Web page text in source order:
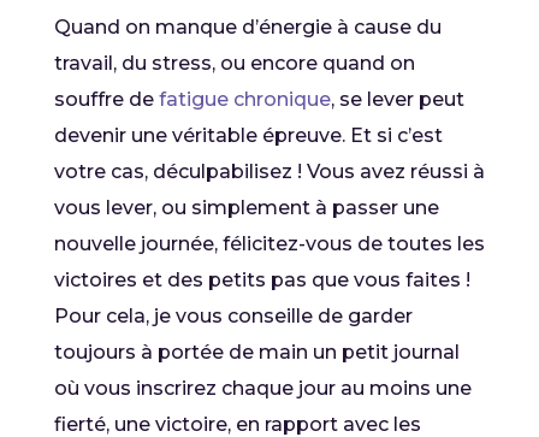
Quand on manque d’énergie à cause du
travail, du stress, ou encore quand on
souffre de fatigue chronique, se lever peut
devenir une véritable épreuve. Et si c’est
votre cas, déculpabilisez ! Vous avez réussi à
vous lever, ou simplement à passer une
nouvelle journée, félicitez-vous de toutes les
victoires et des petits pas que vous faites !
Pour cela, je vous conseille de garder
toujours à portée de main un petit journal
où vous inscrirez chaque jour au moins une
fierté, une victoire, en rapport avec les